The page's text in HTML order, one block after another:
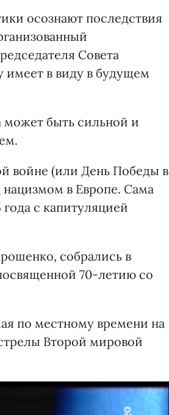
осознают последствия
Совета
имеет в виду в будущем
может быть сильной и
войне (или День Победы в
нацизмом в Европе. Сама
с капитуляцией
собрались в
70-летию со
по местному времени на
Второй мировой